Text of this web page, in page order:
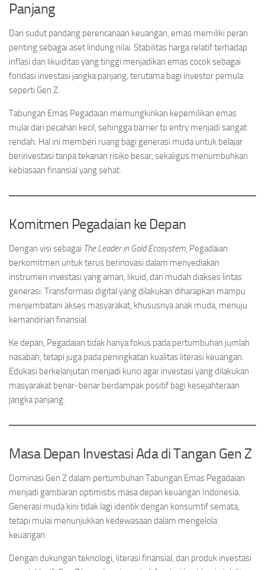
Panjang
Dari sudut pandang perencanaan keuangan, emas memiliki peran
penting sebagai aset lindung nilai. Stabilitas harga relatif terhadap
inflasi dan likuiditas yang tinggi menjadikan emas cocok sebagai
fondasi investasi jangka panjang, terutama bagi investor pemula
seperti Gen Z.
Tabungan Emas Pegadaian memungkinkan kepemilikan emas
mulai dari pecahan kecil, sehingga barrier to entry menjadi sangat
rendah. Hal ini memberi ruang bagi generasi muda untuk belajar
berinvestasi tanpa tekanan risiko besar, sekaligus menumbuhkan
kebiasaan finansial yang sehat.
Komitmen Pegadaian ke Depan
Dengan visi sebagai The Leader in Gold Ecosystem, Pegadaian
berkomitmen untuk terus berinovasi dalam menyediakan
instrumen investasi yang aman, likuid, dan mudah diakses lintas
generasi. Transformasi digital yang dilakukan diharapkan mampu
menjembatani akses masyarakat, khususnya anak muda, menuju
kemandirian finansial.
Ke depan, Pegadaian tidak hanya fokus pada pertumbuhan jumlah
nasabah, tetapi juga pada peningkatan kualitas literasi keuangan.
Edukasi berkelanjutan menjadi kunci agar investasi yang dilakukan
masyarakat benar-benar berdampak positif bagi kesejahteraan
jangka panjang.
Masa Depan Investasi Ada di Tangan Gen Z
Dominasi Gen Z dalam pertumbuhan Tabungan Emas Pegadaian
menjadi gambaran optimistis masa depan keuangan Indonesia.
Generasi muda kini tidak lagi identik dengan konsumtif semata,
tetapi mulai menunjukkan kedewasaan dalam mengelola
keuangan.
Dengan dukungan teknologi, literasi finansial, dan produk investasi